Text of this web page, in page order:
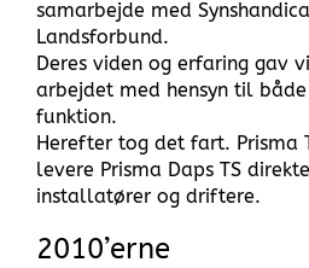
samarbejde med
Landsforbund.
Deres viden og erfaring gav
arbejdet med hensyn til
funktion.
Herefter tog det fart. Prisma
levere Prisma Daps TS
installatører og driftere.
2010’erne